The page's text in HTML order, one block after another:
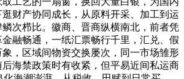
财产协同成长，从原料开采、加工到运
次栉比。徽商、晋商纵横南北，前者凭
融畅通，一纸汇票畅行千里，汇兑、假
，区域间物资交换屡次，同一市场雏形
海禁政策时有收紧，但平易近间私运商